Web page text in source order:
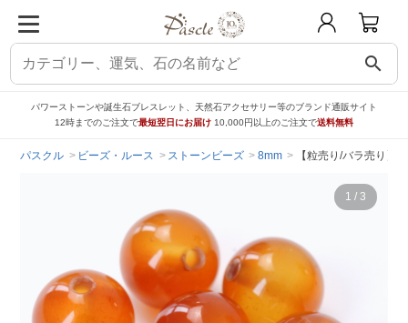
search
パワーストーンや誕生石ブレスレット、天然石アクセサリー等のブランド通販サイト
12時までのご注文で最短翌日にお届け 10,000円以上のご注文で送料無料
パスクル ビーズ・ルース ストーンビーズ 8mm 【粒売り/バラ売り】
1 / 3